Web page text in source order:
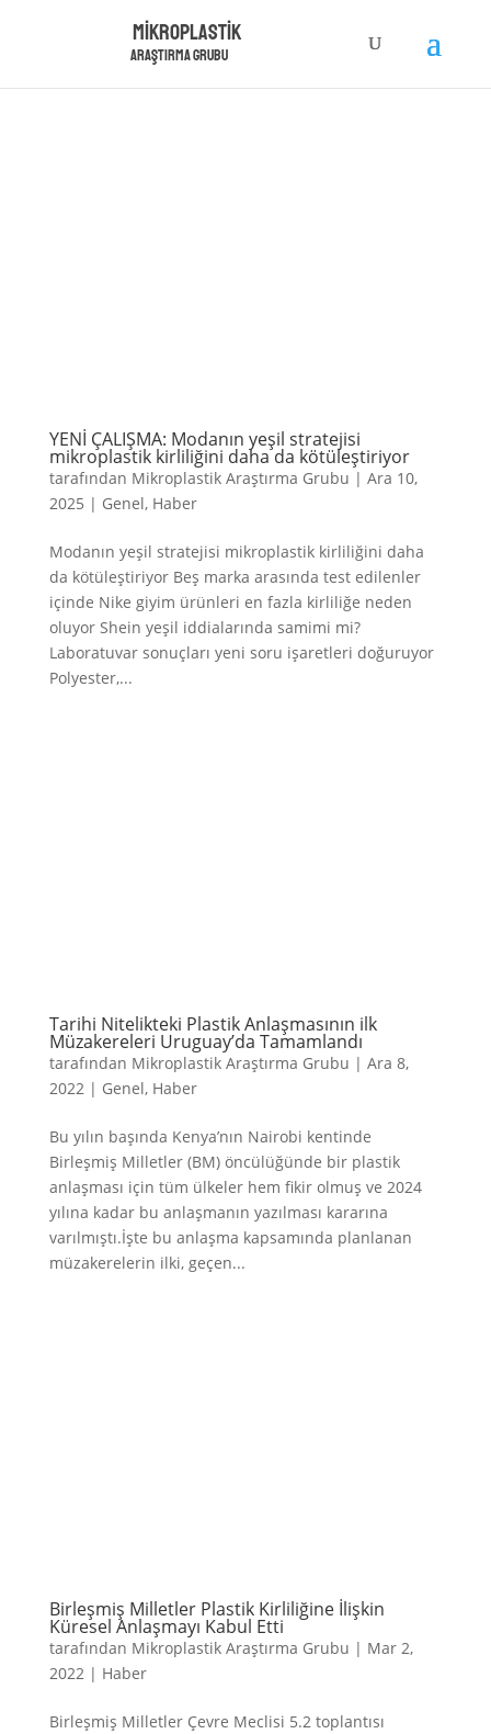
Mikroplastik
Araştırma Grubu
YENİ ÇALIŞMA: Modanın yeşil stratejisi
mikroplastik kirliliğini daha da kötüleştiriyor
tarafından Mikroplastik Araştırma Grubu | Ara 10,
2025 | Genel, Haber
Modanın yeşil stratejisi mikroplastik kirliliğini daha
da kötüleştiriyor Beş marka arasında test edilenler
içinde Nike giyim ürünleri en fazla kirliliğe neden
oluyor Shein yeşil iddialarında samimi mi?
Laboratuvar sonuçları yeni soru işaretleri doğuruyor
Polyester,...
Tarihi Nitelikteki Plastik Anlaşmasının ilk
Müzakereleri Uruguay’da Tamamlandı
tarafından Mikroplastik Araştırma Grubu | Ara 8,
2022| Genel, Haber
Bu yılın başında Kenya’nın Nairobi kentinde
Birleşmiş Milletler (BM) öncülüğünde bir plastik
anlaşması için tüm ülkeler hem fikir olmuş ve 2024
yılına kadar bu anlaşmanın yazılması kararına
varılmıştı.İşte bu anlaşma kapsamında planlanan
müzakerelerin ilki, geçen...
Birleşmiş Milletler Plastik Kirliliğine İlişkin
Küresel Anlaşmayı Kabul Etti
tarafından Mikroplastik Araştırma Grubu | Mar 2,
2022| Haber
Birleşmiş Milletler Çevre Meclisi 5.2 toplantısı